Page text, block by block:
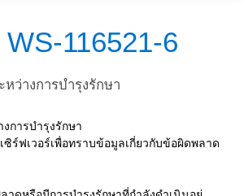
116521-6
ว่างการบำรุงรักษา
การบำรุงรักษา
ซิร์ฟเวอร์เพื่อทราบข้อมูลเกี่ยวกับข้อผิดพลาด